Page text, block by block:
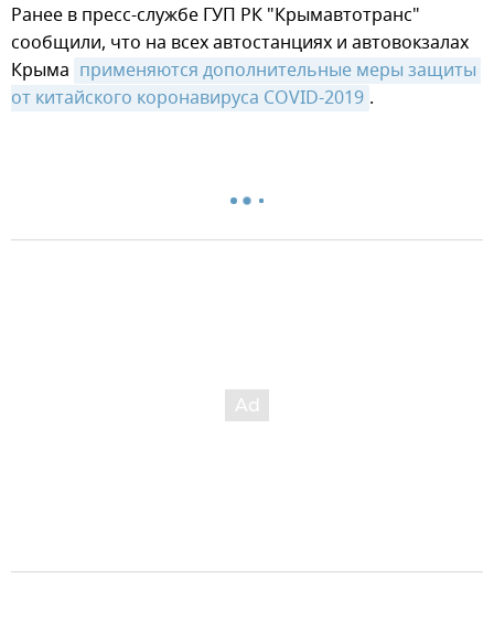
Ранее в пресс-службе ГУП РК "Крымавтотранс"
сообщили, что на всех автостанциях и автовокзалах
Крыма применяются дополнительные меры защиты
от китайского коронавируса COVID-2019 .